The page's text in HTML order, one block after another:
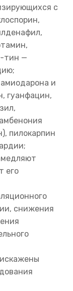
с
тин —
и
гуанфацин,
пилокарпин
его
снижения